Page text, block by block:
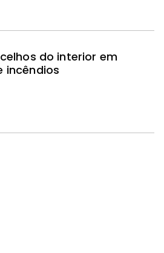
do interior em
incêndios